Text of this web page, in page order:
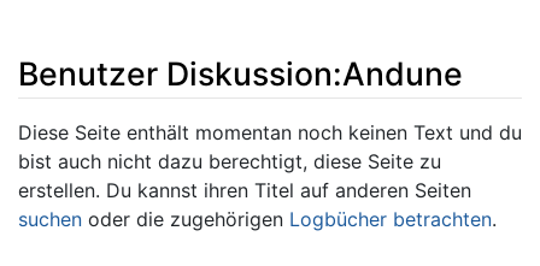
Benutzer Diskussion:Andune
Wechseln zu:Navigation,Suche
Diese Seite enthält momentan noch keinen Text und du
bist auch nicht dazu berechtigt, diese Seite zu
erstellen. Du kannst ihren Titel auf anderen Seiten
suchen oder die zugehörigen Logbücher betrachten.